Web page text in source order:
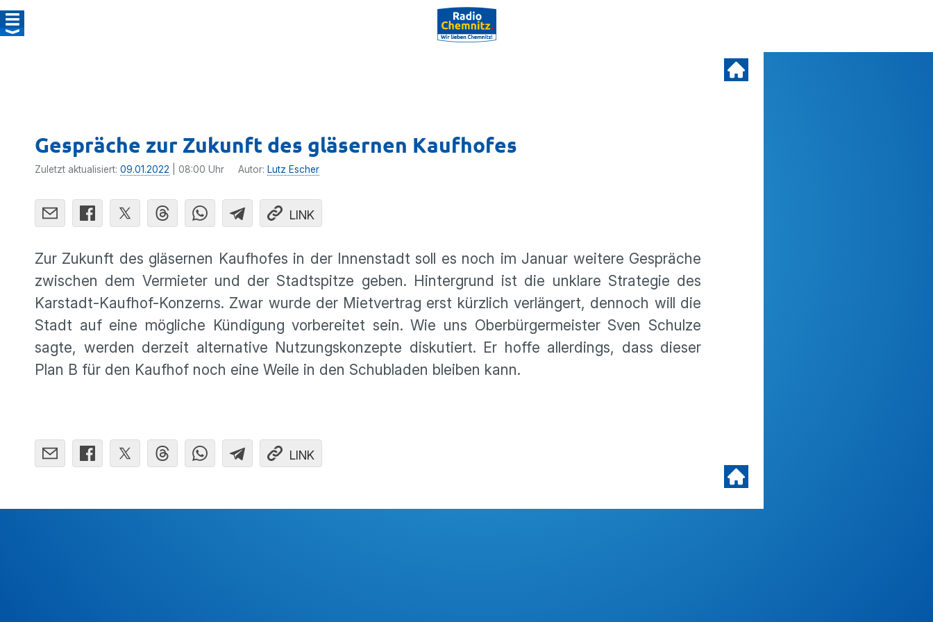
Gespräche zur Zukunft des gläsernen Kaufhofes
Zuletzt aktualisiert: 09.01.2022 | 08:00 Uhr Autor: Lutz Escher
LINK
Zur Zukunft des gläsernen Kaufhofes in der Innenstadt soll es noch im Januar weitere Gespräche
zwischen dem Vermieter und der Stadtspitze geben. Hintergrund ist die unklare Strategie des
Karstadt-Kaufhof-Konzerns. Zwar wurde der Mietvertrag erst kürzlich verlängert, dennoch will die
Stadt auf eine mögliche Kündigung vorbereitet sein. Wie uns Oberbürgermeister Sven Schulze
sagte, werden derzeit alternative Nutzungskonzepte diskutiert. Er hoffe allerdings, dass dieser
Plan B für den Kaufhof noch eine Weile in den Schubladen bleiben kann.
LINK